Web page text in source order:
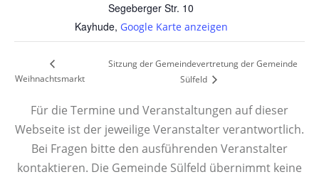
Segeberger Str. 10
Kayhude, Google Karte anzeigen
Weihnachtsmarkt
Sitzung der Gemeindevertretung der Gemeinde
Sülfeld
Für die Termine und Veranstaltungen auf dieser
Webseite ist der jeweilige Veranstalter verantwortlich.
Bei Fragen bitte den ausführenden Veranstalter
kontaktieren. Die Gemeinde Sülfeld übernimmt keine